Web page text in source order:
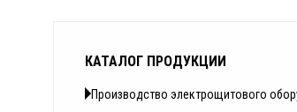
КАТАЛОГ ПРОДУКЦИИ
Производство электрощитового